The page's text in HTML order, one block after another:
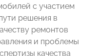
с участием
решения в
ремонтов
и проблемы
качества